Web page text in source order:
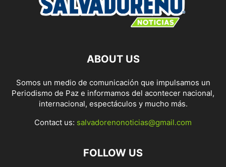
ABOUT US
Somos un medio de comunicación que impulsamos un
Periodismo de Paz e informamos del acontecer nacional,
internacional, espectáculos y mucho más.
Contact us: salvadorenonoticias@gmail.com
FOLLOW US